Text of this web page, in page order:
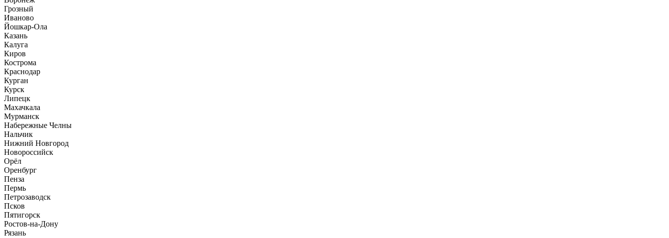
Грозный
Иваново
Йошкар-Ола
Казань
Калуга
Киров
Кострома
Краснодар
Курган
Курск
Липецк
Махачкала
Мурманск
Набережные Челны
Нальчик
Нижний Новгород
Новороссийск
Орёл
Оренбург
Пенза
Пермь
Петрозаводск
Псков
Пятигорск
Ростов-на-Дону
Рязань